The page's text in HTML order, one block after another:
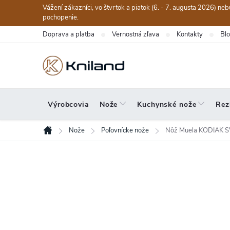
obsah
Vážení zákazníci, vo štvrtok a piatok (6. - 7. augusta 2026)
pochopenie.
Doprava a platba Vernostná zľava Kontakty
Výrobcovia Nože Kuchynské nože
Domov
Nože Poľovnícke nože Nôž Muela KODIAK